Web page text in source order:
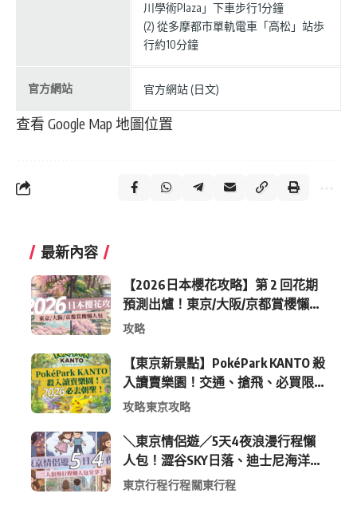
川學術Plaza」下車步行1分鐘
(2) 從多摩都市單軌電車「高松」站歩
行約10分鐘
官方網站 官方網站 (日文)
查看 Google Map 地圖位置
最新內容
【2026日本櫻花攻略】第 2 回花期
預測出爐！東京/大阪/京都賞櫻懶人
包 (附最新時間表)
攻略
【東京新景點】PokéPark KANTO 殺
入讀賣樂園！交通、搶飛、必買限
定周邊全攻略
攻略東京攻略
＼東京情侶遊／5天4夜浪漫行程懶
人包！澀谷SKY日落、迪士尼海洋、
中目黑高質感咖啡廳全收錄
東京行程行程關東行程